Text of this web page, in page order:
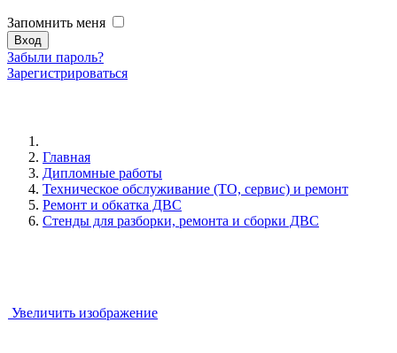
Запомнить меня
Забыли пароль?
Зарегистрироваться
Главная
Дипломные работы
Техническое обслуживание (ТО, сервис) и ремонт
Ремонт и обкатка ДВС
Стенды для разборки, ремонта и сборки ДВС
Увеличить изображение